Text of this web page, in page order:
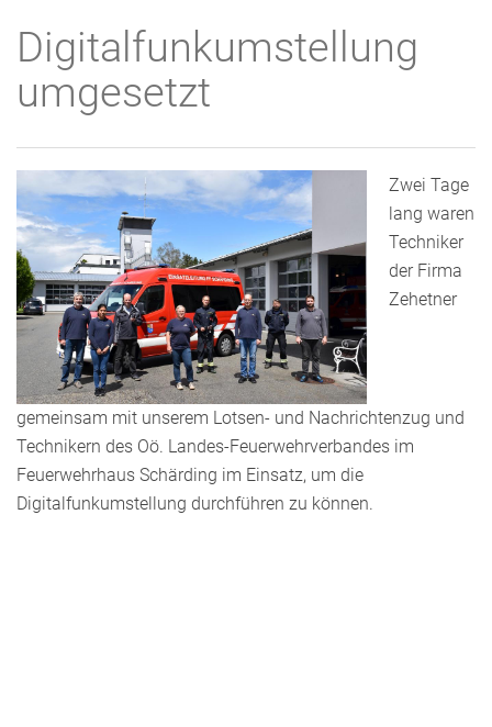
Digitalfunkumstellung
umgesetzt
Zwei Tage
lang waren
Techniker
der Firma
Zehetner
gemeinsam mit unserem Lotsen- und Nachrichtenzug und
Technikern des Oö. Landes-Feuerwehrverbandes im
Feuerwehrhaus Schärding im Einsatz, um die
Digitalfunkumstellung durchführen zu können.